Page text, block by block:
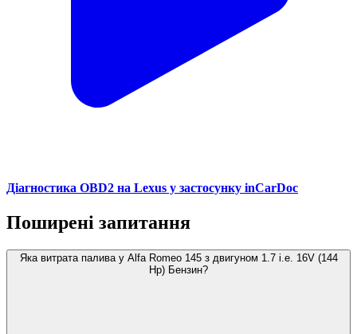
Діагностика OBD2 на Lexus у застосунку inCarDoc
Поширені запитання
Яка витрата палива у Alfa Romeo 145 з двигуном 1.7 i.e. 16V (144
Hp) Бензин?